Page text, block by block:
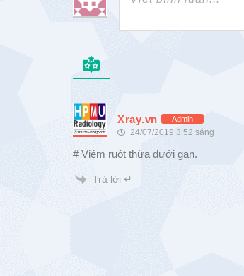
Xray.vn Admin
24/07/2019 3:52 sáng
# Viêm ruột thừa dưới gan.
Trả lời ↵